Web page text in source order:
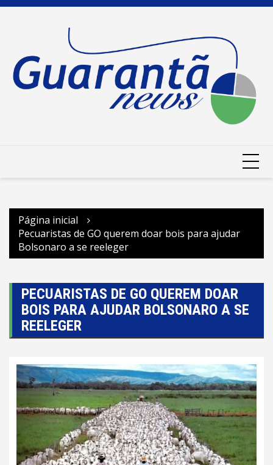
Ir
Página inicial
Pecuaristas de GO querem doar bois para ajudar
Bolsonaro a se reeleger
PECUARISTAS DE GO QUEREM DOAR
BOIS PARA AJUDAR BOLSONARO A SE
REELEGER